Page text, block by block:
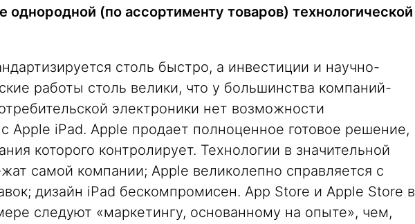
однородной (по ассортименту товаров) технологической
столь быстро, а инвестиции и научно-
работы столь велики, что у большинства компаний-
электроники нет возможности
Apple iPad. Apple продает полноценное готовое решение,
которого контролирует. Технологии в значительной
самой компании; Apple великолепно справляется с
дизайн iPad бескомпромисен. App Store и Apple Store в
следуют «маркетингу, основанному на опыте», чем,